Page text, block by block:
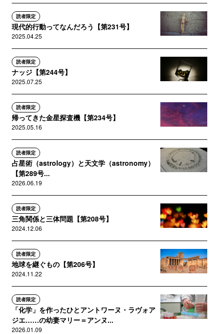
読者限定
現代的行動ってなんだろう【第231号】
2025.04.25
読者限定
ナッジ【第244号】
2025.07.25
読者限定
帰ってきた金星探査機【第234号】
2025.05.16
読者限定
占星術（astrology）と天文学（astronomy）
【第289号...
2026.06.19
読者限定
三角関係と三体問題【第208号】
2024.12.06
読者限定
地球を継ぐもの【第206号】
2024.11.22
読者限定
「化学」を作ったひとアントワーヌ・ラヴォア
ジエ……の幼妻マリー＝アンヌ...
2026.01.09